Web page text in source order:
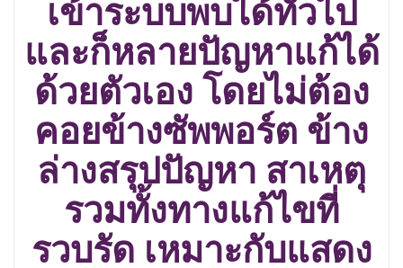
เข้าระบบพบได้ทั่วไป
และก็หลายปัญหาแก้ได้
ด้วยตัวเอง โดยไม่ต้อง
คอยข้างซัพพอร์ต ข้าง
ล่างสรุปปัญหา สาเหตุ
รวมทั้งทางแก้ไขที่
รวบรัด เหมาะกับแสดง